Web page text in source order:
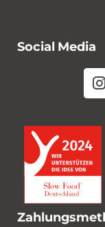
Social Media